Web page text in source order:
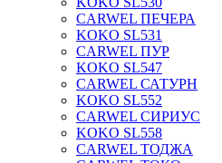
CARWEL ПЕЧЕРА
KOKO SL531
CARWEL ПУР
KOKO SL547
CARWEL САТУРН
KOKO SL552
CARWEL СИРИУС
KOKO SL558
CARWEL ТОДЖА